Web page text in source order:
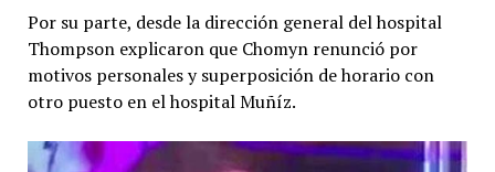
Por su parte, desde la dirección general del hospital
Thompson explicaron que Chomyn renunció por
motivos personales y superposición de horario con
otro puesto en el hospital Muñíz.